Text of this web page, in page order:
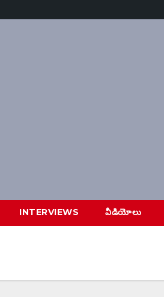
INTERVIEWS వీడియోలు